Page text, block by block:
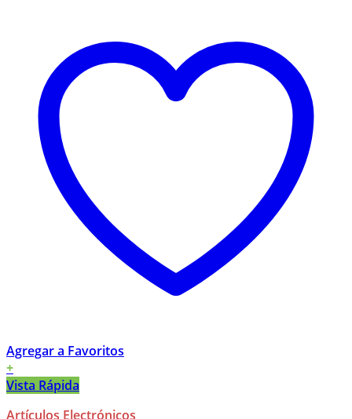
Agregar a Favoritos
+
Vista Rápida
Artículos Electrónicos